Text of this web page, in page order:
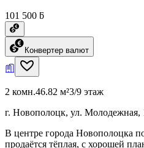
101 500 ƃ
Конвертер валют
2 комн.46.82 м²3/9 этаж
г. Новополоцк, ул. Молодежная,
В центре города Новополоцка
продаётся тёплая, с хорошей